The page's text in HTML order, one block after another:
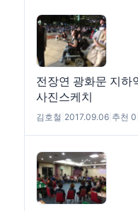
전장연 광화문 지하
사진스케치
김호철 2017.09.06 추천 0